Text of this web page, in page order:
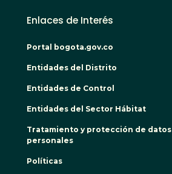
Enlaces de Interés
Portal bogota.gov.co
Entidades del Distrito
Entidades de Control
Entidades del Sector Hábitat
Tratamiento y protección de datos
personales
Políticas